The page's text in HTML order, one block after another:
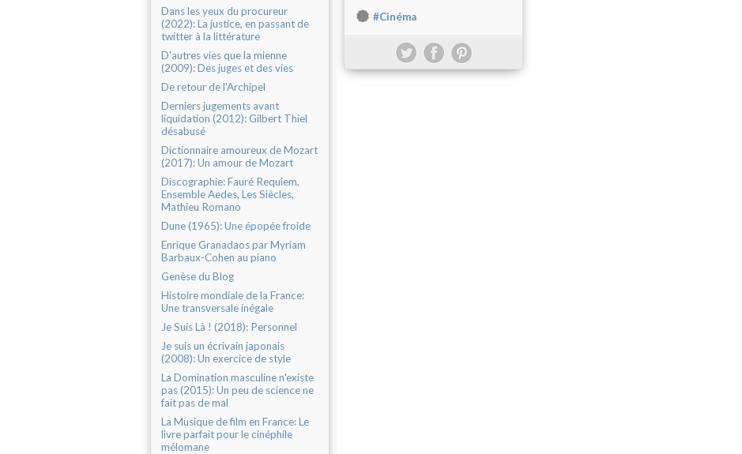
Dans les yeux du procureur
(2022): La justice, en passant de
twitter à la littérature
D'autres vies que la mienne
(2009): Des juges et des vies
De retour de l'Archipel
Derniers jugements avant
liquidation (2012): Gilbert Thiel
désabusé
Dictionnaire amoureux de Mozart
(2017): Un amour de Mozart
Discographie: Fauré Requiem,
Ensemble Aedes, Les Siècles,
Mathieu Romano
Dune (1965): Une épopée froide
Enrique Granadaos par Myriam
Barbaux-Cohen au piano
Genèse du Blog
Histoire mondiale de la France:
Une transversale inégale
Je Suis Là ! (2018): Personnel
Je suis un écrivain japonais
(2008): Un exercice de style
La Domination masculine n'existe
pas (2015): Un peu de science ne
fait pas de mal
La Musique de film en France: Le
livre parfait pour le cinéphile
mélomane
#Cinéma